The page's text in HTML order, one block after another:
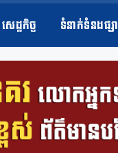
សេដ្ឋកិច្ច ទំនាក់ទំនងផ្